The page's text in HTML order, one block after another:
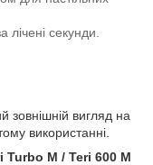
лічені секунди.
зовнішній вигляд на
використанні.
Turbo M / Teri 600 M